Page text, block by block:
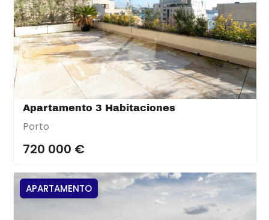
Apartamento 3 Habitaciones
Porto
720 000 €
APARTAMENTO